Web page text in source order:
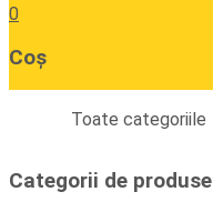
0
Coș
Toate categoriile
Categorii de produse